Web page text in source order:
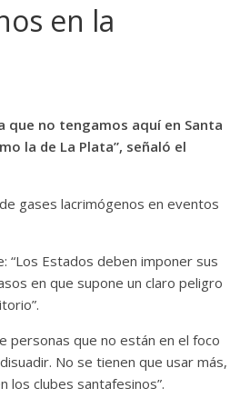
en la
que no tengamos aquí en Santa
la de La Plata”, señaló el
gases lacrimógenos en eventos
“Los Estados deben imponer sus
en que supone un claro peligro
personas que no están en el foco
No se tienen que usar más,
los clubes santafesinos”.